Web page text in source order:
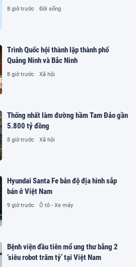
8 giờ trước Đời sống
Trình Quốc hội thành lập thành phố
Quảng Ninh và Bắc Ninh
8 giờ trước Xã hội
Thống nhất làm đường hầm Tam Đảo gần
5.800 tỷ đồng
8 giờ trước Xã hội
Hyundai Santa Fe bản độ địa hình sắp
bán ở Việt Nam
9 giờ trước Ô tô - Xe máy
Bệnh viện đầu tiên mổ ung thư bằng 2
‘siêu robot trăm tỷ’ tại Việt Nam